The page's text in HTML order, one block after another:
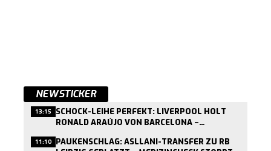
NEWSTICKER
13:15 SCHOCK-LEIHE PERFEKT: LIVERPOOL HOLT
RONALD ARAÚJO VON BARCELONA –
11:10 PAUKENSCHLAG: ASLLANI-TRANSFER ZU RB